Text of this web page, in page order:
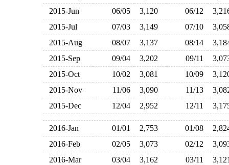
2015-Jun
06/05 3,120 06/12
2015-Jul
07/03 3,149 07/10
2015-Aug
08/07 3,137 08/14
2015-Sep
09/04 3,202 09/11
2015-Oct
10/02 3,081 10/09
2015-Nov
11/06 3,090 11/13
2015-Dec
12/04 2,952 12/11
2016-Jan 01/01 2,753 01/08
2016-Feb
02/05 3,073 02/12
2016-Mar
03/04 3,162 03/11